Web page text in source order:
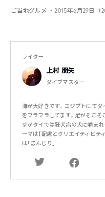
ご当地グルメ ・2015年6月29日（
ライター
上村 朋矢
ダイブマスター
海が大好きです。エジプトにて
をフラフラしてます。足がそこ
すがタイでは狂犬病の犬に噛ま
ーマは【配慮とクリエイティビテ
は｢ぼんじり｣